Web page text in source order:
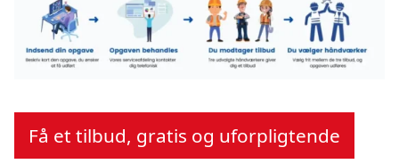
Få et tilbud, gratis og uforpligtende